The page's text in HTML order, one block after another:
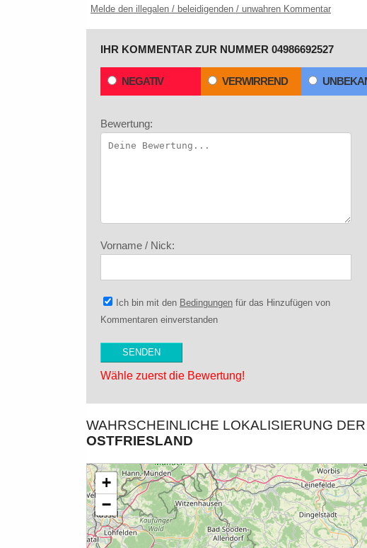
Melde den illegalen / beleidigenden / unwahren Kommentar
IHR KOMMENTAR ZUR NUMMER 04986692527
NEGATIV VERWIRREND
Bewertung:
Vorname / Nick:
Ich bin mit den Bedingungen für das Hinzufügen von
Kommentaren einverstanden
Wähle zuerst die Bewertung!
WAHRSCHEINLICHE LOKALISIERUNG
OSTFRIESLAND